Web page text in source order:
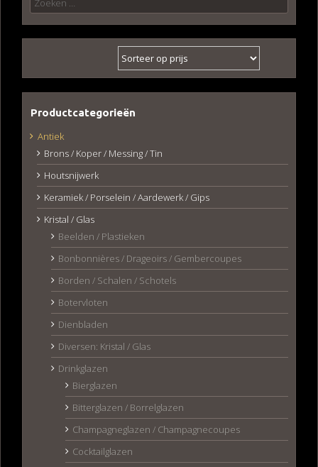
naar:
Productcategorieën
Antiek
Brons / Koper / Messing / Tin
Houtsnijwerk
Keramiek / Porselein / Aardewerk / Gips
Kristal / Glas
Beelden / Plastieken
Bonbonnières / Drageoirs / Gembercoupes
Borden / Schalen / Schotels
Botervloten
Dienbladen
Diversen: Kristal / Glas
Drinkglazen
Bierglazen
Bitterglazen / Borrelglazen
Champagneglazen / Champagnecoupes
Cocktailglazen